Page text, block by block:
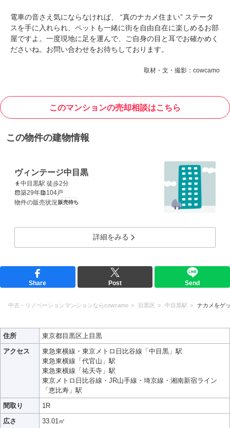
電車の音さえ気にならなければ、 “真のナカメ住まい” ステータ
スを手に入れられ、ペットも一緒に街を自由自在に楽しめるお部
屋ですよ。一度現地に足を運んで、ご自身の目と耳でお確かめく
ださいね。お問い合わせをお待ちしております。
取材・文・撮影：cowcamo
このマンションの売却相談はこちら
この物件の建物情報
ヴィンテージ中目黒
中目黒駅 徒歩2分
築29年
104戸
物件の販売状況 販売待ち
詳細をみる
Share Post Send
中古・リノベーションマンションならcowcamo 目黒区 中目黒駅 ナカメをゲ
住所
東京都目黒区上目黒
アクセス
東急東横線・東京メトロ日比谷線「中目黒」駅
東急東横線「代官山」駅
東急東横線「祐天寺」駅
東京メトロ日比谷線・JR山手線・埼京線・湘南新宿ライン
「恵比寿」駅
間取り
1R
広さ
33.01㎡